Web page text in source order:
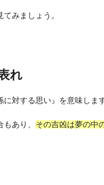
みましょう。
れ
対する思い』を意味します
あり、 その吉凶は夢の中